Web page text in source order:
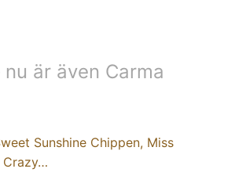
är även Carma
Sunshine Chippen, Miss
Crazy…